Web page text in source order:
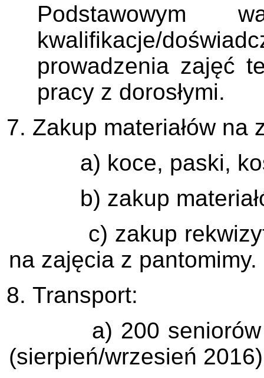
Podstawowym
kwalifikacje/
prowadzenia zajęć
pracy z dorosłymi.
Zakup materiałów na
a) koce, paski,
b) zakup
c) zakup
na zajęcia z pantomimy.
Transport:
a) 200 seniorów i
(sierpień/wrzesień